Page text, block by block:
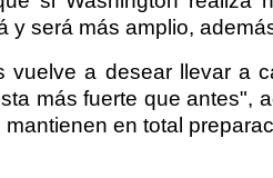
y será más amplio,
vuelve a desear llevar a
más fuerte que antes",
en total